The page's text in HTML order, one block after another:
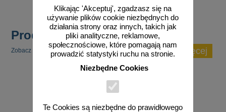
Klikając 'Akceptuj', zgadzasz się na
używanie plików cookie niezbędnych do
działania strony oraz innych, takich jak
pliki analityczne, reklamowe,
społecznościowe, które pomagają nam
prowadzić statystyki ruchu na stronie.
Niezbędne Cookies
Te Cookies są niezbędne do prawidłowego
Produkty popularne
Zobacz inne popularne produkty w tej kategorii. zobacz więcej